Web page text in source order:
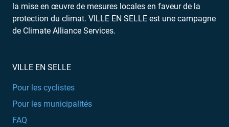
la mise en œuvre de mesures locales en faveur de la
protection du climat. VILLE EN SELLE est une campagne
de Climate Alliance Services.
VILLE EN SELLE
Pour les cyclistes
Pour les municipalités
FAQ